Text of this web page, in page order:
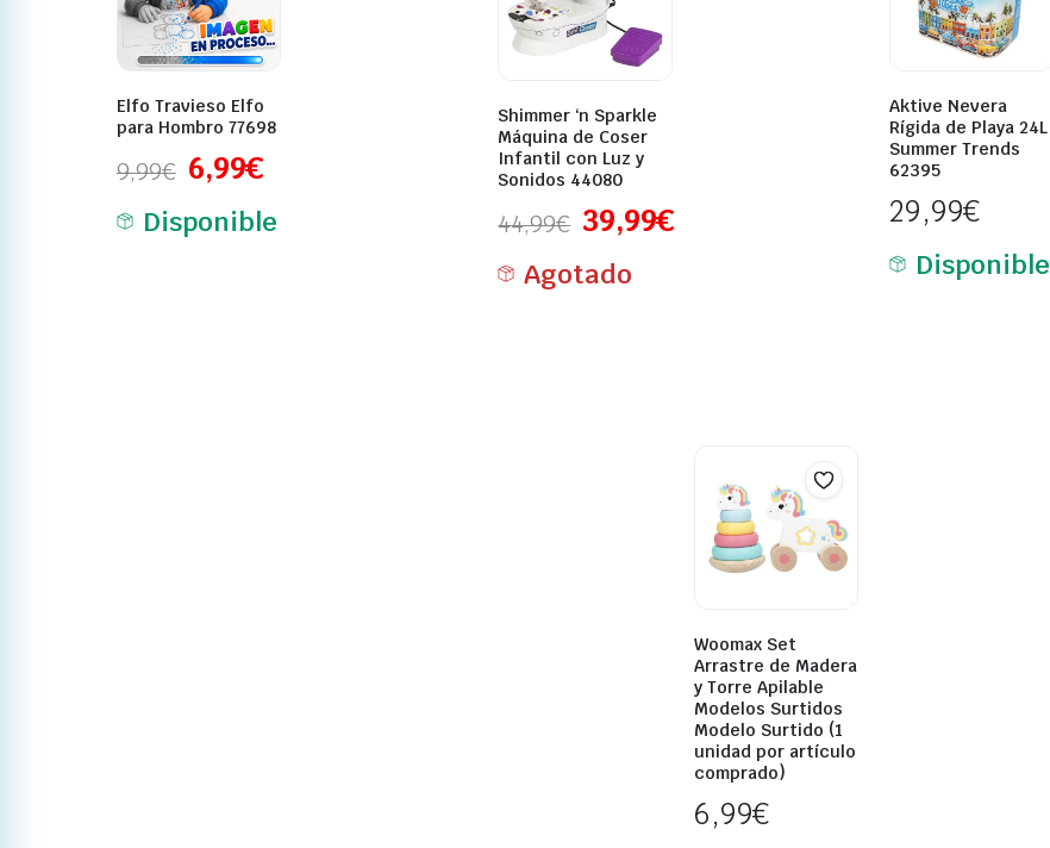
Elfo Travieso Elfo
para Hombro 77698
9,99€ 6,99€
Disponible
Shimmer ‘n Sparkle
Máquina de Coser
Infantil con Luz y
Sonidos 44080
44,99€ 39,99€
Agotado
Aktive Nevera
Rígida de Playa 24L
Summer Trends
62395
29,99€
Disponible
Woomax Set
Arrastre de Madera
y Torre Apilable
Modelos Surtidos
Modelo Surtido (1
unidad por artículo
comprado)
6,99€